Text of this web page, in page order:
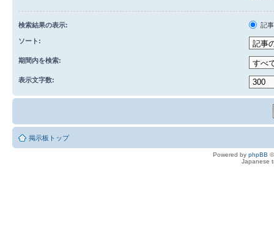
検索結果の表示: 記事
ソート:
期間内を検索:
表示文字数:
掲示板トップ
Powered by phpBB
Japanese